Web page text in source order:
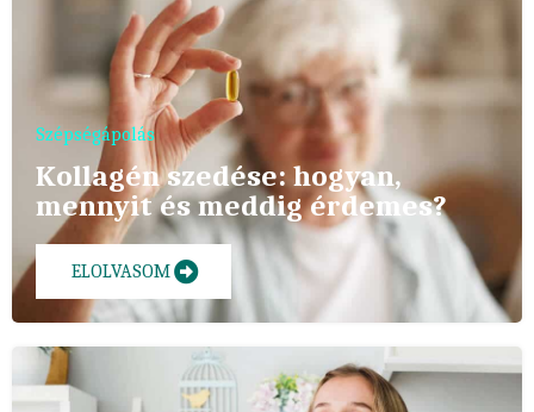
Szépségápolás
Kollagén szedése: hogyan,
mennyit és meddig érdemes?
ELOLVASOM